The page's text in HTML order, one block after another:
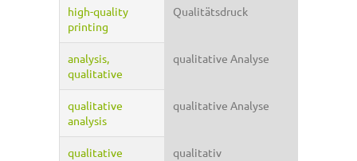
high-quality
printing
Qualitätsdruck
analysis,
qualitative
qualitative Analyse
qualitative
analysis
qualitative Analyse
qualitative qualitativ